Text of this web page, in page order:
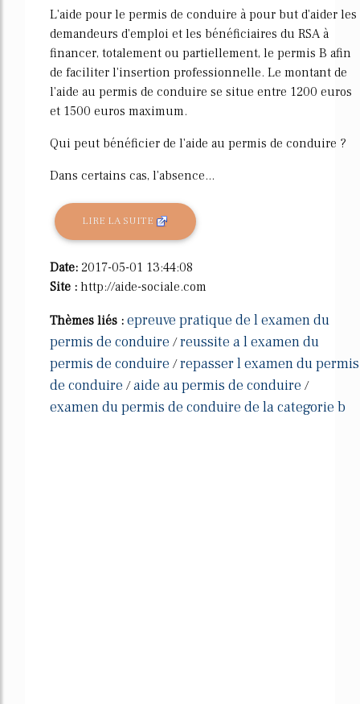
L'aide pour le permis de conduire à pour but d'aider les
demandeurs d'emploi et les bénéficiaires du RSA à
financer, totalement ou partiellement, le permis B afin
de faciliter l'insertion professionnelle. Le montant de
l'aide au permis de conduire se situe entre 1200 euros
et 1500 euros maximum.
Qui peut bénéficier de l'aide au permis de conduire ?
Dans certains cas, l'absence...
LIRE LA SUITE
Date: 2017-05-01 13:44:08
Site : http://aide-sociale.com
Thèmes liés : epreuve pratique de l examen du
permis de conduire /reussite a l examen du
permis de conduire /repasser l examen du permis
de conduire /aide au permis de conduire /
examen du permis de conduire de la categorie b